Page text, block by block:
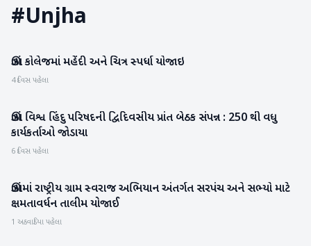
#Unjha
મહેસાણા
ઊંઝા કોલેજમાં મહેંદી અને ચિત્ર સ્પર્ધા યોજાઇ
4 દિવસ પહેલા
મહેસાણા
ઊંઝા વિશ્વ હિંદુ પરિષદની દ્વિદિવસીય પ્રાંત બેઠક સંપન્ન : 250 થી વધુ
કાર્યકર્તાઓ જોડાયા
6 દિવસ પહેલા
મહેસાણા
ઊંઝામાં રાષ્ટ્રીય ગ્રામ સ્વરાજ અભિયાન અંતર્ગત સરપંચ અને સભ્યો માટે
ક્ષમતાવર્ધન તાલીમ યોજાઈ
1 અઠવાડિયા પહેલા